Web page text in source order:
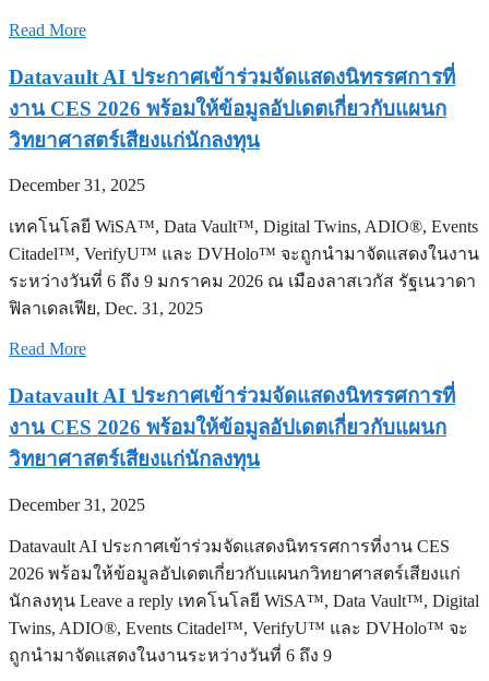
Read More
Datavault AI ประกาศเข้าร่วมจัดแสดงนิทรรศการที่
งาน CES 2026 พร้อมให้ข้อมูลอัปเดตเกี่ยวกับแผนก
วิทยาศาสตร์เสียงแก่นักลงทุน
December 31, 2025
เทคโนโลยี WiSA™, Data Vault™, Digital Twins, ADIO®, Events
Citadel™, VerifyU™ และ DVHolo™ จะถูกนำมาจัดแสดงในงาน
ระหว่างวันที่ 6 ถึง 9 มกราคม 2026 ณ เมืองลาสเวกัส รัฐเนวาดา
ฟิลาเดลเฟีย, Dec. 31, 2025
Read More
Datavault AI ประกาศเข้าร่วมจัดแสดงนิทรรศการที่
งาน CES 2026 พร้อมให้ข้อมูลอัปเดตเกี่ยวกับแผนก
วิทยาศาสตร์เสียงแก่นักลงทุน
December 31, 2025
Datavault AI ประกาศเข้าร่วมจัดแสดงนิทรรศการที่งาน CES
2026 พร้อมให้ข้อมูลอัปเดตเกี่ยวกับแผนกวิทยาศาสตร์เสียงแก่
นักลงทุน Leave a reply เทคโนโลยี WiSA™, Data Vault™, Digital
Twins, ADIO®, Events Citadel™, VerifyU™ และ DVHolo™ จะ
ถูกนำมาจัดแสดงในงานระหว่างวันที่ 6 ถึง 9